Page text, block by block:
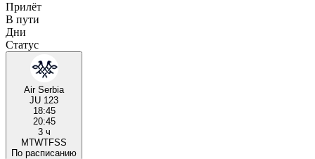
Прилёт
В пути
Дни
Статус
Air Serbia
JU 123
18:45
20:45
3 ч
MTWTFSS
По расписанию